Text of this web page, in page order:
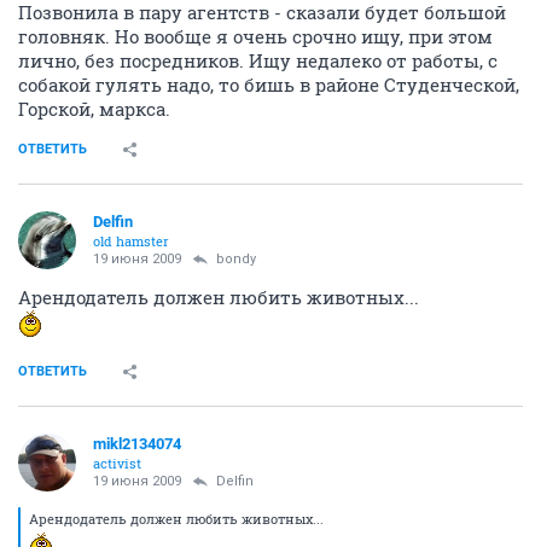
Позвонила в пару агентств - сказали будет большой
головняк. Но вообще я очень срочно ищу, при этом
лично, без посредников. Ищу недалеко от работы, с
собакой гулять надо, то бишь в районе Студенческой,
Горской, маркса.
ОТВЕТИТЬ
Delfin
old hamster
19 июня 2009 bondy
Арендодатель должен любить животных...
ОТВЕТИТЬ
mikl2134074
activist
19 июня 2009 Delfin
Арендодатель должен любить животных...